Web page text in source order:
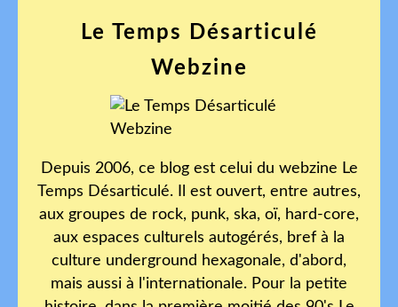
Le Temps Désarticulé
Webzine
Depuis 2006, ce blog est celui du webzine Le
Temps Désarticulé. Il est ouvert, entre autres,
aux groupes de rock, punk, ska, oï, hard-core,
aux espaces culturels autogérés, bref à la
culture underground hexagonale, d'abord,
mais aussi à l'internationale. Pour la petite